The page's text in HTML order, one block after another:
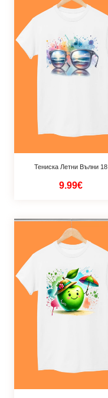
Тениска Летни Вълни 18
9.99€